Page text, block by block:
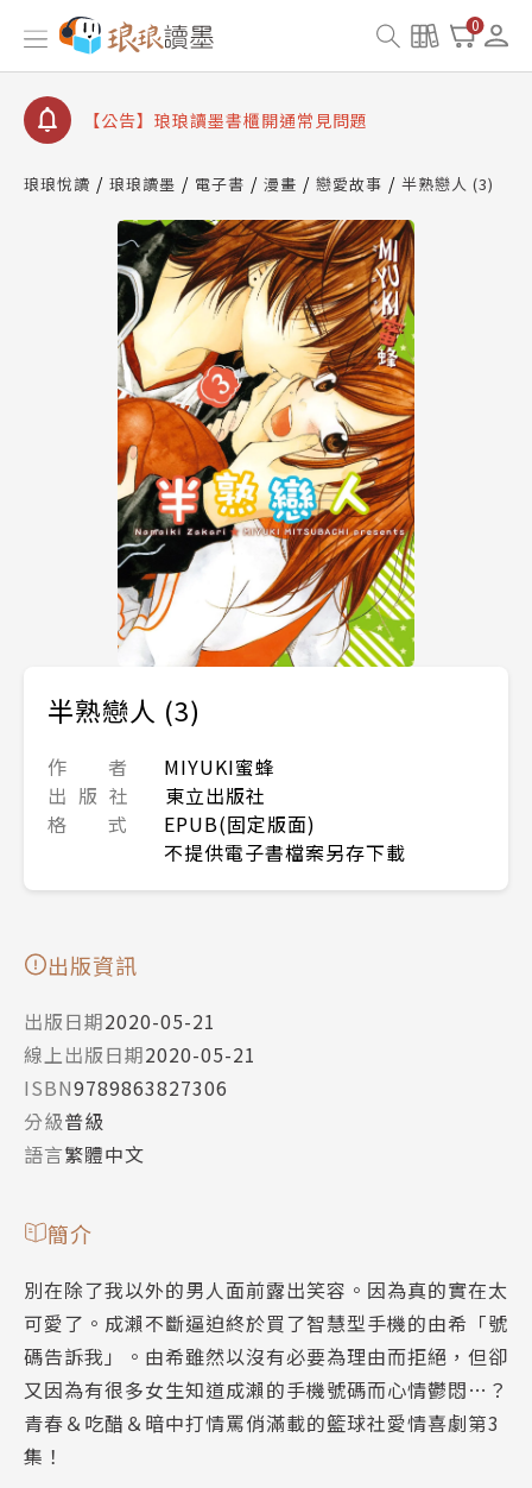
0
【公告】琅琅讀墨數位閱讀資產合併與書櫃開通申請
【公告】琅琅讀墨 3 分鐘完成書櫃開通與資產合併申
查詢
【公告】琅琅讀墨數位閱讀資產合併與書櫃開通申請
琅琅悅讀 琅琅讀墨 電子書 漫畫 戀愛故事 半熟戀人 (3)
半熟戀人 (3)
作 者
MIYUKI蜜蜂
出 版 社
東立出版社
格 式
EPUB(固定版面)
不提供電子書檔案另存下載
出版資訊
出版日期2020-05-21
線上出版日期2020-05-21
ISBN9789863827306
分級普級
語言繁體中文
簡介
別在除了我以外的男人面前露出笑容。因為真的實在太
可愛了。成瀨不斷逼迫終於買了智慧型手機的由希「號
碼告訴我」。由希雖然以沒有必要為理由而拒絕，但卻
又因為有很多女生知道成瀨的手機號碼而心情鬱悶…？
青春＆吃醋＆暗中打情罵俏滿載的籃球社愛情喜劇第3
集！